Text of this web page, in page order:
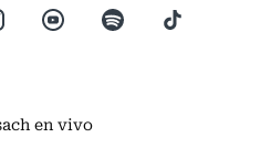
en vivo